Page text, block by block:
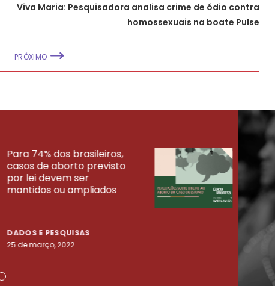
Viva Maria: Pesquisadora analisa crime de ódio contra
homossexuais na boate Pulse
PRÓXIMO
Para 74% dos brasileiros,
casos de aborto previsto
por lei devem ser
mantidos ou ampliados
DADOS E PESQUISAS
25 de março, 2022
23